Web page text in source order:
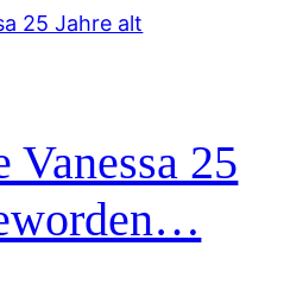
Vanessa 25